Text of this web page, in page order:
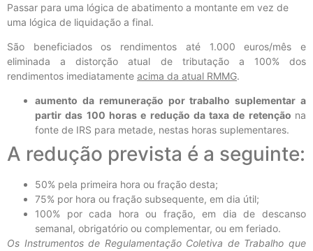
Passar para uma lógica de abatimento a montante em vez de
uma lógica de liquidação a final.
São beneficiados os rendimentos até 1.000 euros/mês e
eliminada a distorção atual de tributação a 100% dos
rendimentos imediatamente acima da atual RMMG.
aumento da remuneração por trabalho suplementar a
partir das 100 horas e redução da taxa de retenção na
fonte de IRS para metade, nestas horas suplementares.
A redução prevista é a seguinte:
50% pela primeira hora ou fração desta;
75% por hora ou fração subsequente, em dia útil;
100% por cada hora ou fração, em dia de descanso
semanal, obrigatório ou complementar, ou em feriado.
Os Instrumentos de Regulamentação Coletiva de Trabalho que